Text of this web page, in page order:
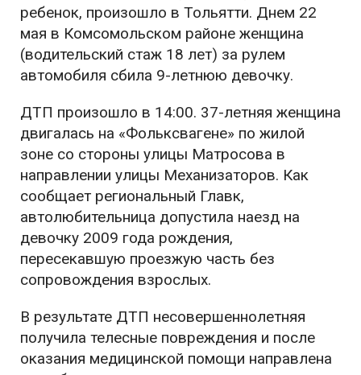
ребенок, произошло в Тольятти. Днем 22
мая в Комсомольском районе женщина
(водительский стаж 18 лет) за рулем
автомобиля сбила 9-летнюю девочку.
ДТП произошло в 14:00. 37-летняя женщина
двигалась на «Фольксвагене» по жилой
зоне со стороны улицы Матросова в
направлении улицы Механизаторов. Как
сообщает региональный Главк,
автолюбительница допустила наезд на
девочку 2009 года рождения,
пересекавшую проезжую часть без
сопровождения взрослых.
В результате ДТП несовершеннолетняя
получила телесные повреждения и после
оказания медицинской помощи направлена